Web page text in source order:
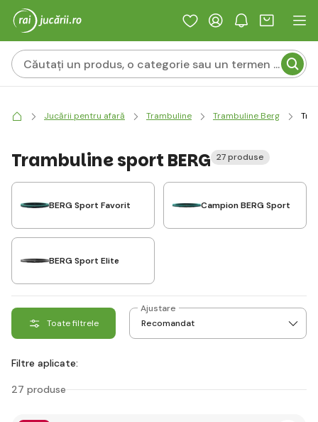
Jucării pentru afară Trambuline Trambuline Berg
Trambuline sport BERG 27 produse
BERG Sport Favorit Campion BERG Sport
BERG Sport Elite
Toate filtrele
Ajustare
Filtre aplicate:
27 produse